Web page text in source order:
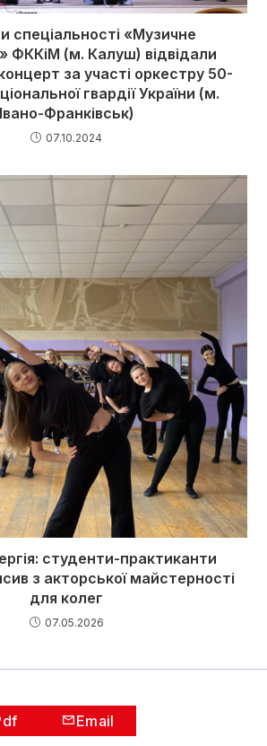
спеціальності «Музичне
ФККіМ (м. Калуш) відвідали
за участі оркестру 50-
гвардії України (м.
Івано-Франківськ)
07.10.2024
студенти-практиканти
з акторської майстерності
для колег
07.05.2026
Email